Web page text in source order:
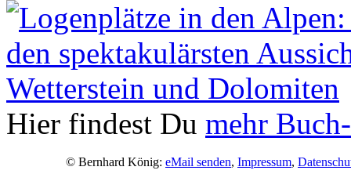
Hier findest Du mehr
© Bernhard König: eMail senden, Impressum,